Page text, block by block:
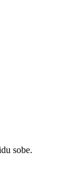
sobe.